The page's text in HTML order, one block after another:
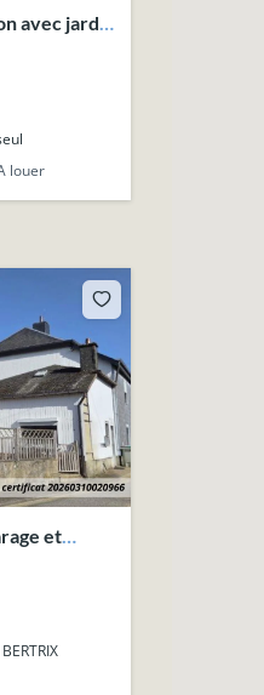
avec jardin
louer
et